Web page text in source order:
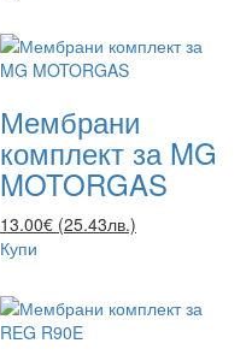
Мембрани
комплект за MG
MOTORGAS
13.00€ (25.43лв.)
Купи